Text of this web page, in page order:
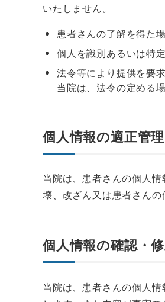
いたしません。
患者さんの了解を得た
個人を識別あるいは特
法令等により提供を要
当院は、法令の定める
個人情報の適正管
当院は、患者さんの個人
壊、改ざん又は患者さんの
個人情報の確認・
当院は、患者さんの個人